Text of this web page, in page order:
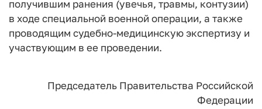
получившим ранения (увечья, травмы, контузии)
в ходе специальной военной операции, а также
проводящим судебно-медицинскую экспертизу и
участвующим в ее проведении.
Председатель Правительства Российской
Федерации